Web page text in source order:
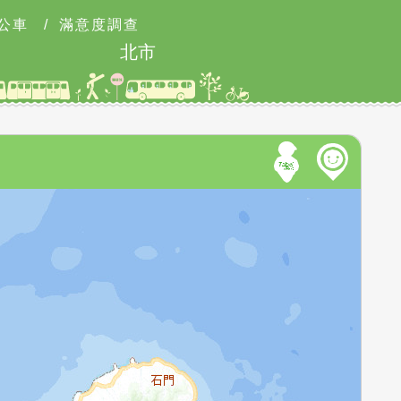
車 / 滿意度調查
北市2026城鎮韌性防空演習訂於8月